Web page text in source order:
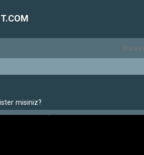
misiniz?